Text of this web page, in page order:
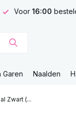
Voor 16:00
Garen Naalden
Zwart (...